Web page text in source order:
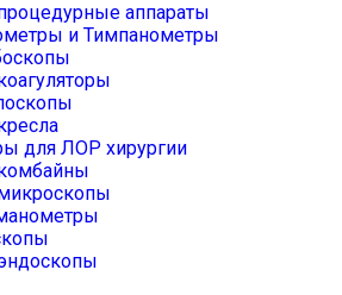
аппараты
и Тимпанометры
для ЛОР хирургии